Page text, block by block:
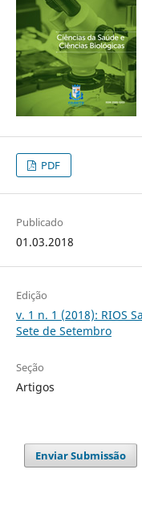
PDF
Publicado
01.03.2018
Edição
v. 1 n. 1 (2018): RIOS
Sete de Setembro
Seção
Artigos
Enviar Submissão